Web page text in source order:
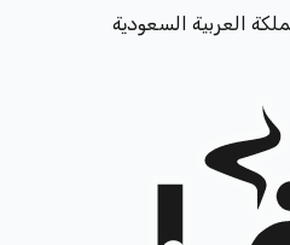
العربية السعودية